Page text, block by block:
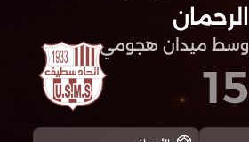
الرحمان
وسط ميدان هجومي
15